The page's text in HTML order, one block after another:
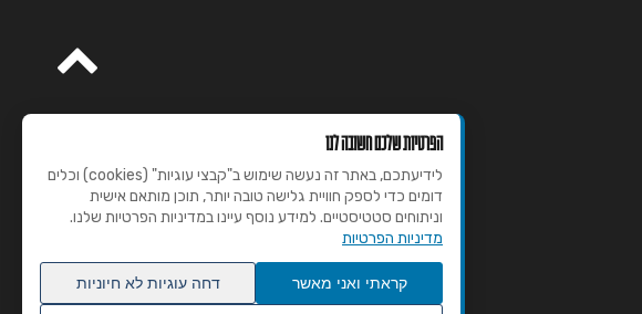
הפרטיות שלכם חשובה לנו
לידיעתכם, באתר זה נעשה שימוש ב"קבצי עוגיות" (cookies) וכלים
דומים כדי לספק חוויית גלישה טובה יותר, תוכן מותאם אישית
וניתוחים סטטיסטיים. למידע נוסף עיינו במדיניות הפרטיות שלנו.
מדיניות הפרטיות
קראתי ואני מאשר דחה עוגיות לא חיוניות